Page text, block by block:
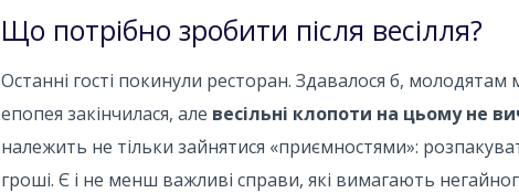
Що потрібно зробити після весілля?
Останні гості покинули ресторан. Здавалося б,
епопея закінчилася, але весільні клопоти на цьому не
належить не тільки зайнятися «приємностями»:
гроші. Є і не менш важливі справи, які вимагають